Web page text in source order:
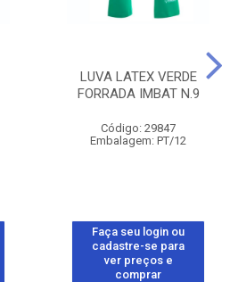
LUVA LATEX VERDE
FORRADA IMBAT N.9
Código: 29847
Embalagem: PT/12
Faça seu login ou
cadastre-se para
ver preços e
comprar